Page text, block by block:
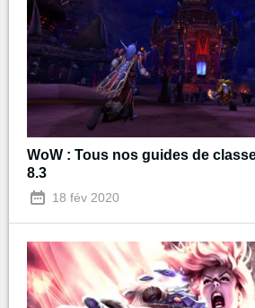
WoW : Tous nos guides de
8.3
18 fév 2020